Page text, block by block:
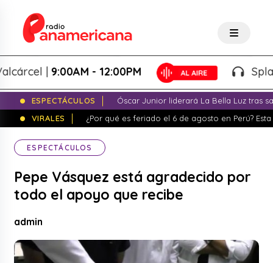
|9:00AM - 12:00PM Splash!
ESPECTÁCULOS
Óscar Junior liderará La Bella Luz tras
VIRALES
¿Por qué es feriado el 6 de agosto en Perú?
ESPECTÁCULOS
Pepe Vásquez está agradecido por
todo el apoyo que recibe
admin